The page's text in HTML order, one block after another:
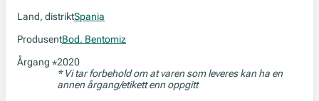
Land, distriktSpania
ProdusentBod. Bentomiz
Årgang *2020
* Vi tar forbehold om at varen som leveres kan ha en
annen årgang/etikett enn oppgitt